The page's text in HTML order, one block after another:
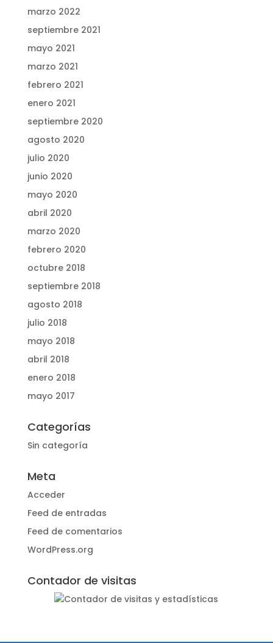
marzo 2022
septiembre 2021
mayo 2021
marzo 2021
febrero 2021
enero 2021
septiembre 2020
agosto 2020
julio 2020
junio 2020
mayo 2020
abril 2020
marzo 2020
febrero 2020
octubre 2018
septiembre 2018
agosto 2018
julio 2018
mayo 2018
abril 2018
enero 2018
mayo 2017
Categorías
Sin categoría
Meta
Acceder
Feed de entradas
Feed de comentarios
WordPress.org
Contador de visitas